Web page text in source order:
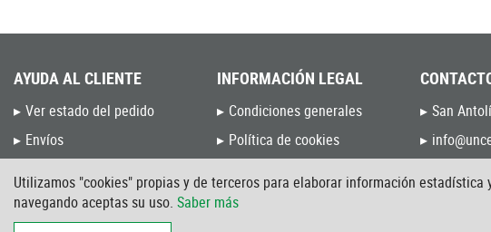
Utilizamos "cookies" propias y de terceros para elaborar información
navegando aceptas su uso. Saber más
AYUDA AL CLIENTE
Ver estado del pedido
Envíos
Preguntas frecuentes
Blog de Unceta
INFORMACIÓN LEGAL
Condiciones generales
Política de cookies
Aviso Legal
San